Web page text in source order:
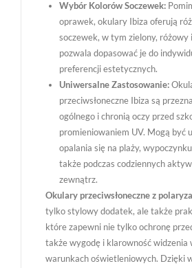
Wybór Kolorów Soczewek:
oprawek, okulary Ibiza oferują
soczewek, w tym zielony, różowy
pozwala dopasować je do
preferencji estetycznych.
Uniwersalne Zastosowanie:
przeciwsłoneczne Ibiza są
ogólnego i chronią oczy przed
promieniowaniem UV. Mogą być
opalania się na plaży,
także podczas codziennych
zewnątrz.
Okulary przeciwsłoneczne z
tylko stylowy dodatek, ale także
które zapewni nie tylko ochronę
także wygodę i klarowność widzenia
warunkach oświetleniowych. Dzięki